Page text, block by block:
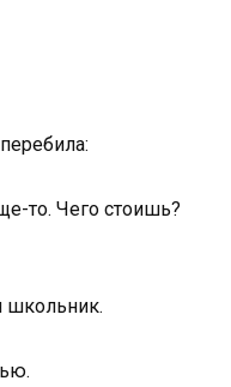
то. Чего стоишь?
школьник.